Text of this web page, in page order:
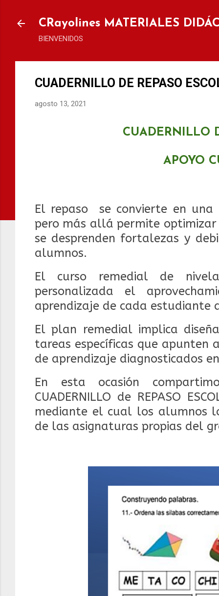
CRayolines MATERIALES
BIENVENIDOS
CUADERNILLO DE REPASO
agosto 13, 2021
CUADERNILLO
APOYO
El repaso se convierte en
pero más allá permite
se desprenden fortalezas y
alumnos.
El curso remedial de
personalizada el
aprendizaje de cada estudiante
El plan remedial implica
tareas específicas que apunten
de aprendizaje diagnosticados
En esta ocasión
CUADERNILLO de REPASO
mediante el cual los alumnos
de las asignaturas propias del